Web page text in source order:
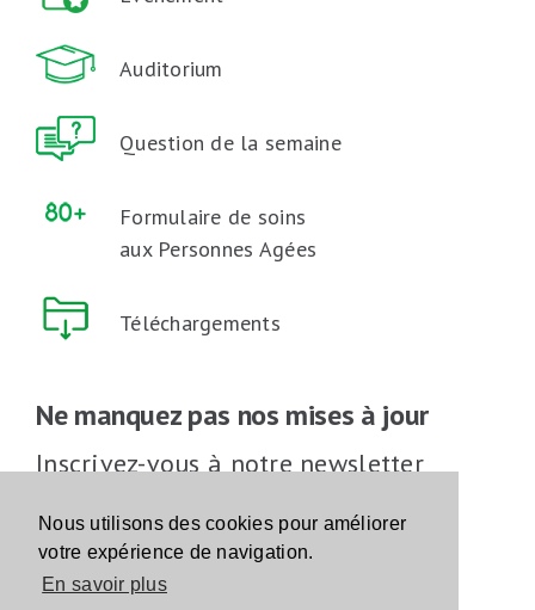
Nous utilisons des cookies pour améliorer
votre expérience de navigation.
En savoir plus
Auditorium
Question de la semaine
Formulaire de soins
aux Personnes Agées
Téléchargements
Ne manquez pas nos mises à jour
Inscrivez-vous à notre newsletter
Inscrivez-vous